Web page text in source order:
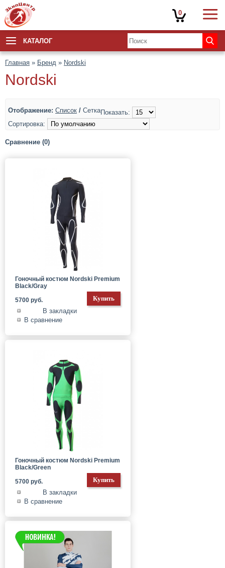
КАТАЛОГ
Главная » Бренд » Nordski
Nordski
Отображение: Список / СеткаПоказать:
Сортировка:
Сравнение (0)
Гоночный костюм Nordski Premium
Black/Gray
5700 руб.
В закладки
В сравнение
Гоночный костюм Nordski Premium
Black/Green
5700 руб.
В закладки
В сравнение
0